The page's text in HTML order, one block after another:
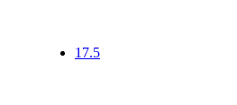
17.5